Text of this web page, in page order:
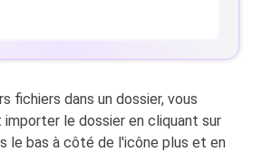
fichiers dans un dossier, vous
le dossier en cliquant sur
le bas à côté de l'icône plus et en